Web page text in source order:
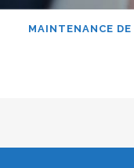
MAINTENANCE